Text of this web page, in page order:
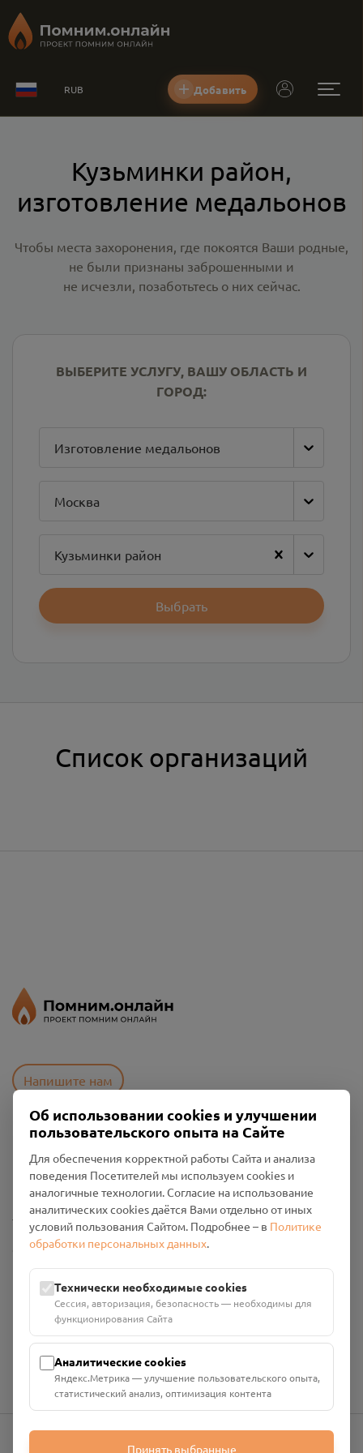
RUB Добавить
Кузьминки район,
изготовление медальонов
Чтобы места захоронения, где покоятся Ваши родные,
не были признаны заброшенными и
не исчезли, позаботьтесь о них сейчас.
ВЫБЕРИТЕ УСЛУГУ, ВАШУ ОБЛАСТЬ И
ГОРОД:
Изготовление медальонов
Москва
Кузьминки район
Выбрать
Список организаций
Напишите нам
Политика конфиденциальности
Промо-материалы
Настройки cookies
Общество с ограниченной ответственностью «Смоленский
Проект Помним»
ИНН: 6700029207 ОГРН: 1256700001986
Юридический адрес: 216790, Смоленская область, р-н
Руднянский, г. Рудня, улица Западная, д. 26А, пом. 18
Номер счёта: 40702810901130004287 в АО "АЛЬФА-БАНК"
Об использовании cookies и улучшении
пользовательского опыта на Сайте
Для обеспечения корректной работы Сайта и анализа
поведения Посетителей мы используем cookies и
аналогичные технологии. Согласие на использование
аналитических cookies даётся Вами отдельно от иных
условий пользования Сайтом. Подробнее – в Политике
обработки персональных данных.
Технически необходимые cookies
Сессия, авторизация, безопасность — необходимы для
функционирования Сайта
Аналитические cookies
Яндекс.Метрика — улучшение пользовательского опыта,
статистический анализ, оптимизация контента
Принять выбранные